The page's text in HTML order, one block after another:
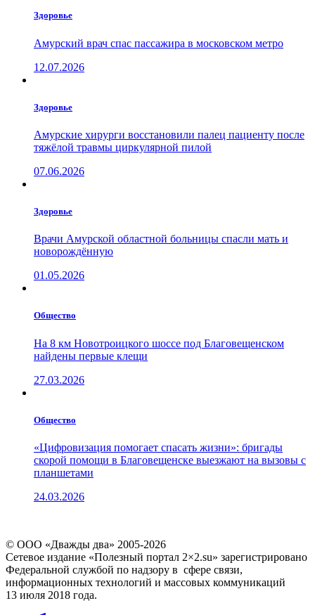
Здоровье
Амурский врач спас пассажира в московском метро
12.07.2026
Здоровье
Амурские хирурги восстановили палец пациенту после
тяжёлой травмы циркулярной пилой
07.06.2026
Здоровье
Врачи Амурской областной больницы спасли мать и
новорождённую
01.05.2026
Общество
На 8 км Новотроицкого шоссе под Благовещенском
найдены первые клещи
27.03.2026
Общество
«Цифровизация помогает спасать жизни»: бригады
скорой помощи в Благовещенске выезжают на вызовы с
планшетами
24.03.2026
© ООО «Дважды два» 2005-2026
Сетевое издание «Полезный портал 2×2.su» зарегистрировано
Федеральной службой по надзору в сфере связи,
информационных технологий и массовых коммуникаций
13 июля 2018 года.